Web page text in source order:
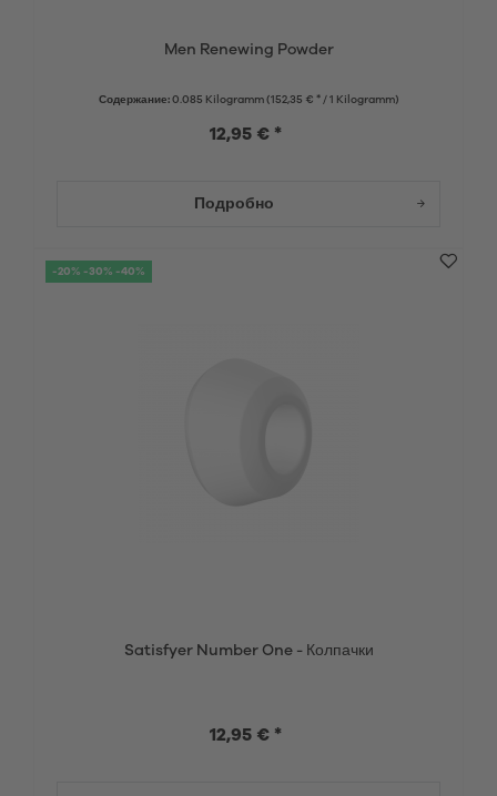
Men Renewing Powder
Содержание: 0.085 Kilogramm (152,35 € * / 1 Kilogramm)
12,95 € *
Подробно
-20% -30% -40%
Satisfyer Number One - Колпачки
12,95 € *